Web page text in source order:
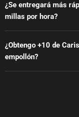
¿Se entregará más
millas por hora?
¿Obtengo +10 de
empollón?